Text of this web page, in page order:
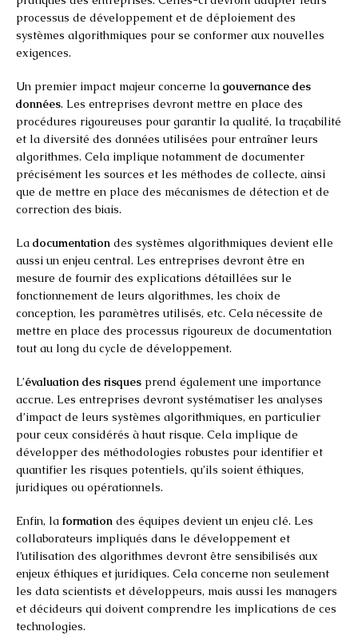
processus de développement et de déploiement des
systèmes algorithmiques pour se conformer aux nouvelles
exigences.
Un premier impact majeur concerne la gouvernance des
données. Les entreprises devront mettre en place des
procédures rigoureuses pour garantir la qualité, la traçabilité
et la diversité des données utilisées pour entraîner leurs
algorithmes. Cela implique notamment de documenter
précisément les sources et les méthodes de collecte, ainsi
que de mettre en place des mécanismes de détection et de
correction des biais.
La documentation des systèmes algorithmiques devient elle
aussi un enjeu central. Les entreprises devront être en
mesure de fournir des explications détaillées sur le
fonctionnement de leurs algorithmes, les choix de
conception, les paramètres utilisés, etc. Cela nécessite de
mettre en place des processus rigoureux de documentation
tout au long du cycle de développement.
L’évaluation des risques prend également une importance
accrue. Les entreprises devront systématiser les analyses
d’impact de leurs systèmes algorithmiques, en particulier
pour ceux considérés à haut risque. Cela implique de
développer des méthodologies robustes pour identifier et
quantifier les risques potentiels, qu’ils soient éthiques,
juridiques ou opérationnels.
Enfin, la formation des équipes devient un enjeu clé. Les
collaborateurs impliqués dans le développement et
l’utilisation des algorithmes devront être sensibilisés aux
enjeux éthiques et juridiques. Cela concerne non seulement
les data scientists et développeurs, mais aussi les managers
et décideurs qui doivent comprendre les implications de ces
technologies.